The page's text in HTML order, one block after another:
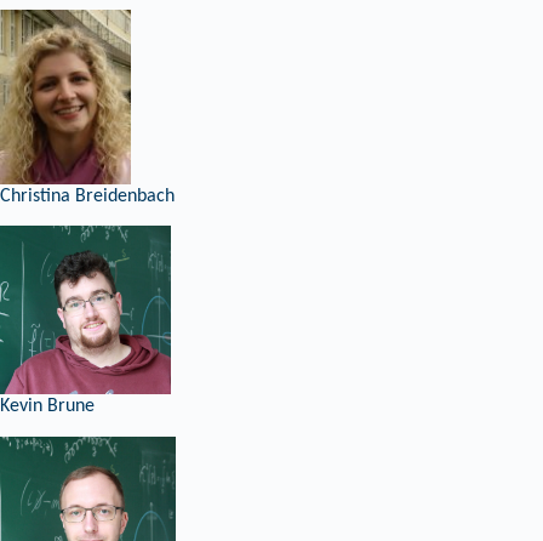
Christina Breidenbach
Kevin Brune